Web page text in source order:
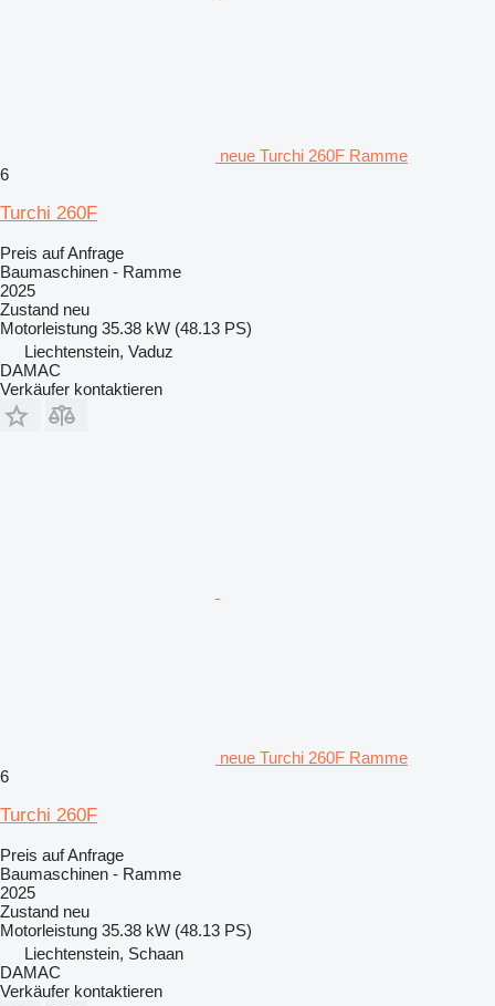
neue Turchi 260F Ramme
6
Turchi 260F
Preis auf Anfrage
Baumaschinen - Ramme
2025
Zustand neu
Motorleistung 35.38 kW (48.13 PS)
Liechtenstein, Vaduz
DAMAC
Verkäufer kontaktieren
neue Turchi 260F Ramme
6
Turchi 260F
Preis auf Anfrage
Baumaschinen - Ramme
2025
Zustand neu
Motorleistung 35.38 kW (48.13 PS)
Liechtenstein, Schaan
DAMAC
Verkäufer kontaktieren